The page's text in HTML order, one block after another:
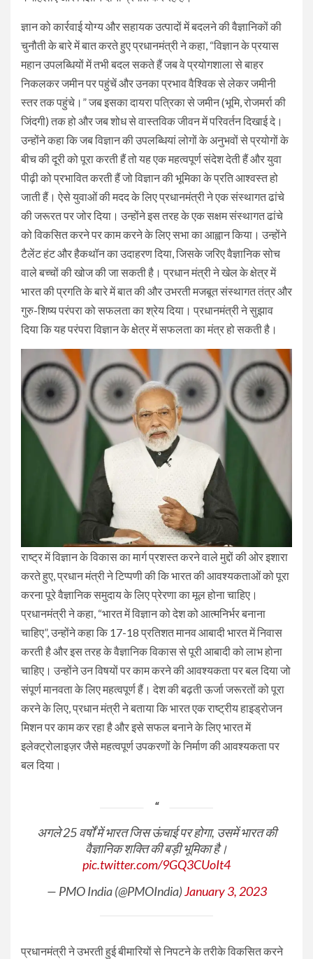
ज्ञान को कार्रवाई योग्य और सहायक उत्पादों में बदलने की वैज्ञानिकों की
चुनौती के बारे में बात करते हुए प्रधानमंत्री ने कहा, “विज्ञान के प्रयास
महान उपलब्धियों में तभी बदल सकते हैं जब वे प्रयोगशाला से बाहर
निकलकर जमीन पर पहुंचें और उनका प्रभाव वैश्विक से लेकर जमीनी
स्तर तक पहुंचे।” जब इसका दायरा पत्रिका से जमीन (भूमि, रोजमर्रा की
जिंदगी) तक हो और जब शोध से वास्तविक जीवन में परिवर्तन दिखाई दे।
उन्होंने कहा कि जब विज्ञान की उपलब्धियां लोगों के अनुभवों से प्रयोगों के
बीच की दूरी को पूरा करती हैं तो यह एक महत्वपूर्ण संदेश देती हैं और युवा
पीढ़ी को प्रभावित करती हैं जो विज्ञान की भूमिका के प्रति आश्वस्त हो
जाती हैं। ऐसे युवाओं की मदद के लिए प्रधानमंत्री ने एक संस्थागत ढांचे
की जरूरत पर जोर दिया। उन्होंने इस तरह के एक सक्षम संस्थागत ढांचे
को विकसित करने पर काम करने के लिए सभा का आह्वान किया। उन्होंने
टैलेंट हंट और हैकथॉन का उदाहरण दिया, जिसके जरिए वैज्ञानिक सोच
वाले बच्चों की खोज की जा सकती है। प्रधान मंत्री ने खेल के क्षेत्र में
भारत की प्रगति के बारे में बात की और उभरती मजबूत संस्थागत तंत्र और
गुरु-शिष्य परंपरा को सफलता का श्रेय दिया। प्रधानमंत्री ने सुझाव
दिया कि यह परंपरा विज्ञान के क्षेत्र में सफलता का मंत्र हो सकती है।
राष्ट्र में विज्ञान के विकास का मार्ग प्रशस्त करने वाले मुद्दों की ओर इशारा
करते हुए, प्रधान मंत्री ने टिप्पणी की कि भारत की आवश्यकताओं को पूरा
करना पूरे वैज्ञानिक समुदाय के लिए प्रेरणा का मूल होना चाहिए।
प्रधानमंत्री ने कहा, “भारत में विज्ञान को देश को आत्मनिर्भर बनाना
चाहिए”, उन्होंने कहा कि 17-18 प्रतिशत मानव आबादी भारत में निवास
करती है और इस तरह के वैज्ञानिक विकास से पूरी आबादी को लाभ होना
चाहिए। उन्होंने उन विषयों पर काम करने की आवश्यकता पर बल दिया जो
संपूर्ण मानवता के लिए महत्वपूर्ण हैं। देश की बढ़ती ऊर्जा जरूरतों को पूरा
करने के लिए, प्रधान मंत्री ने बताया कि भारत एक राष्ट्रीय हाइड्रोजन
मिशन पर काम कर रहा है और इसे सफल बनाने के लिए भारत में
इलेक्ट्रोलाइज़र जैसे महत्वपूर्ण उपकरणों के निर्माण की आवश्यकता पर
बल दिया।
अगले 25 वर्षों में भारत जिस ऊंचाई पर होगा, उसमें भारत की
वैज्ञानिक शक्ति की बड़ी भूमिका है।
pic.twitter.com/9GQ3CUoIt4
— PMO India (@PMOIndia)January 3, 2023
प्रधानमंत्री ने उभरती हुई बीमारियों से निपटने के तरीके विकसित करने